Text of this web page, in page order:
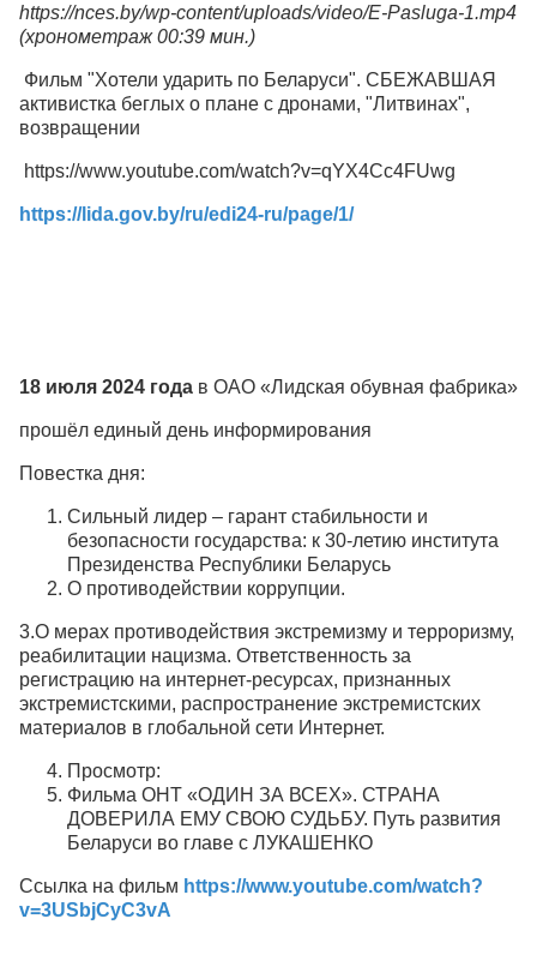
https://nces.by/wp-content/uploads/video/E-Pasluga-1.mp4
(хронометраж 00:39 мин.)
Фильм "Хотели ударить по Беларуси". СБЕЖАВШАЯ
активистка беглых о плане с дронами, "Литвинах",
возвращении
https://www.youtube.com/watch?v=qYX4Cc4FUwg
https://lida.gov.by/ru/edi24-ru/page/1/
18 июля 2024 года в ОАО «Лидская обувная фабрика»
прошёл единый день информирования
Повестка дня:
Сильный лидер – гарант стабильности и
безопасности государства: к 30-летию института
Президенства Республики Беларусь
О противодействии коррупции.
3.О мерах противодействия экстремизму и терроризму,
реабилитации нацизма. Ответственность за
регистрацию на интернет-ресурсах, признанных
экстремистскими, распространение экстремистских
материалов в глобальной сети Интернет.
Просмотр:
Фильма ОНТ «ОДИН ЗА ВСЕХ». СТРАНА
ДОВЕРИЛА ЕМУ СВОЮ СУДЬБУ. Путь развития
Беларуси во главе с ЛУКАШЕНКО
Ссылка на фильм https://www.youtube.com/watch?
v=3USbjCyC3vA